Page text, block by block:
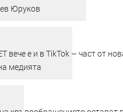
Юруков
вече е и в TikTok – част от
медията